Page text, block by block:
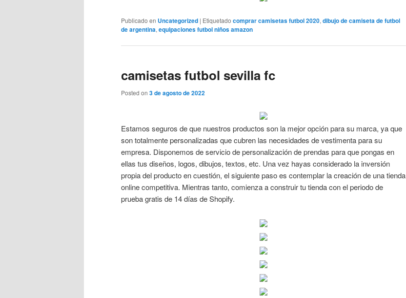
Publicado en Uncategorized | Etiquetado comprar camisetas futbol 2020, dibujo de camiseta de futbol
de argentina, equipaciones futbol niños amazon
camisetas futbol sevilla fc
Posted on 3 de agosto de 2022
Estamos seguros de que nuestros productos son la mejor opción para su marca, ya que
son totalmente personalizadas que cubren las necesidades de vestimenta para su
empresa. Disponemos de servicio de personalización de prendas para que pongas en
ellas tus diseños, logos, dibujos, textos, etc. Una vez hayas considerado la inversión
propia del producto en cuestión, el siguiente paso es contemplar la creación de una tienda
online competitiva. Mientras tanto, comienza a construir tu tienda con el periodo de
prueba gratis de 14 días de Shopify.